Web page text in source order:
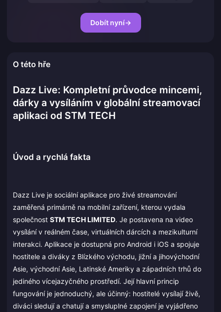
Dobít nyní→
O této hře
Dazz Live: Kompletní průvodce mincemi,
dárky a vysíláním v globální streamovací
aplikaci od STM TECH
Úvod a rychlá fakta
Dazz Live je sociální aplikace pro živé streamování
zaměřená primárně na mobilní zařízení, kterou vydala
společnost STM TECH LIMITED. Je postavena na video
vysílání v reálném čase, virtuálních dárcích a mezikulturní
interakci. Aplikace je dostupná pro Android i iOS a spojuje
hostitele a diváky z Blízkého východu, jižní a jihovýchodní
Asie, východní Asie, Latinské Ameriky a západních trhů do
jediného vícejazyčného prostředí. Její hlavní princip
fungování je jednoduchý, ale účinný: hostitelé vysílají živě,
diváci sledují a chatují a smysluplné zapojení je vyjádřeno